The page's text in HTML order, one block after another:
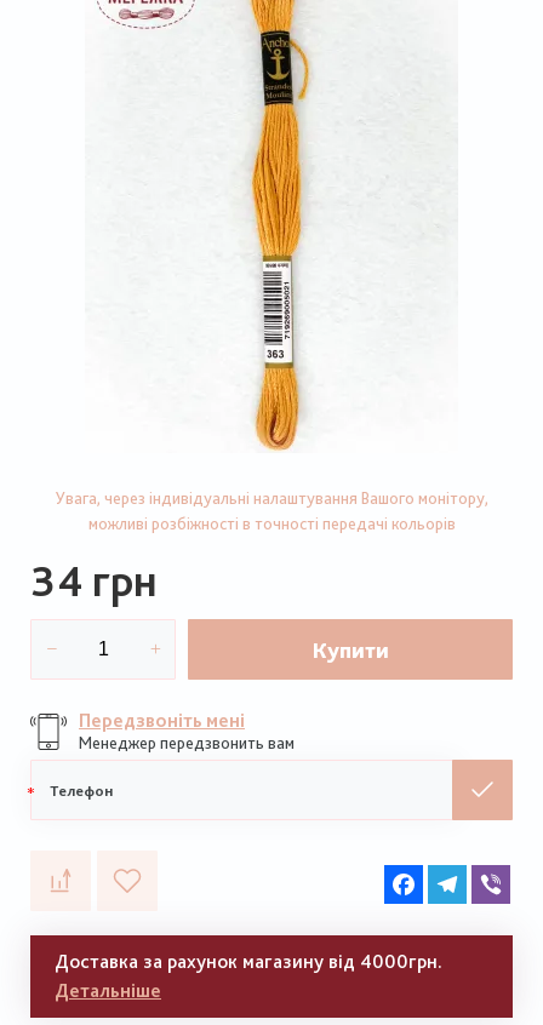
Увага, через індивідуальні налаштування Вашого монітору,
можливі розбіжності в точності передачі кольорів
34 грн
Купити
Передзвоніть мені
Менеджер передзвонить вам
телефон
FacebookTelegram
Доставка за рахунок магазину від 4000грн.
Детальніше